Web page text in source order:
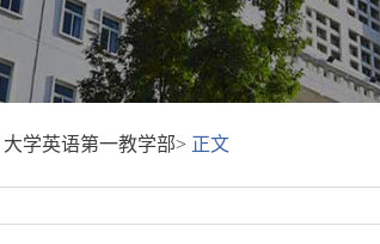
大学英语第一教学部> 正文